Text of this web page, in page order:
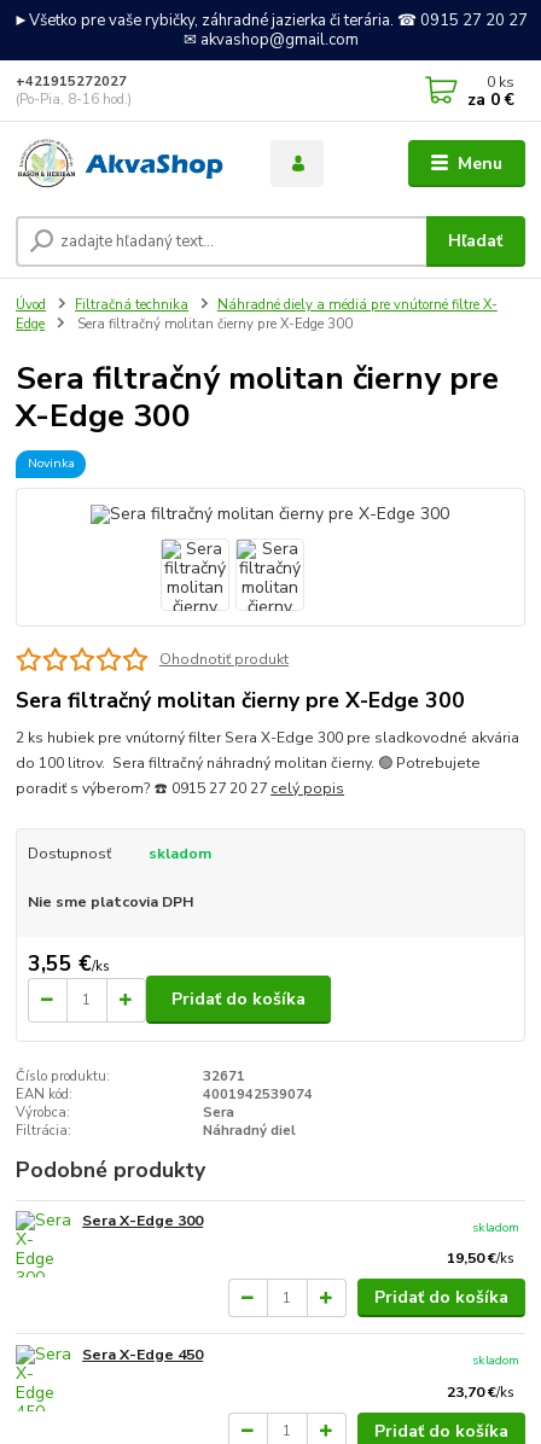
►Všetko pre vaše rybičky, záhradné jazierka či terária. ☎ 0915 27 20 27
✉ akvashop@gmail.com
Menu
Hľadať
+421915272027
(Po-Pia, 8-16 hod.)
0 ks
za 0 €
Úvod Filtračná technika
Náhradné diely a médiá pre vnútorné filtre X-
Edge
Sera filtračný molitan čierny pre X-Edge 300
Sera filtračný molitan čierny pre
X-Edge 300
Novinka
Ohodnotiť produkt
Sera filtračný molitan čierny pre X-Edge 300
2 ks hubiek pre vnútorný filter Sera X-Edge 300 pre sladkovodné akvária
do 100 litrov. Sera filtračný náhradný molitan čierny. 🟢 Potrebujete
poradiť s výberom? ☎️ 0915 27 20 27 celý popis
Dostupnosť skladom
Nie sme platcovia DPH
3,55 €/ks
Pridať do košíka
Číslo produktu:
32671
EAN kód:
4001942539074
Výrobca:
Sera
Filtrácia:
Náhradný diel
Podobné produkty
Sera X-Edge 300
19,50 €/ks
skladom
Pridať do košíka
Sera X-Edge 450
23,70 €/ks
skladom
Pridať do košíka